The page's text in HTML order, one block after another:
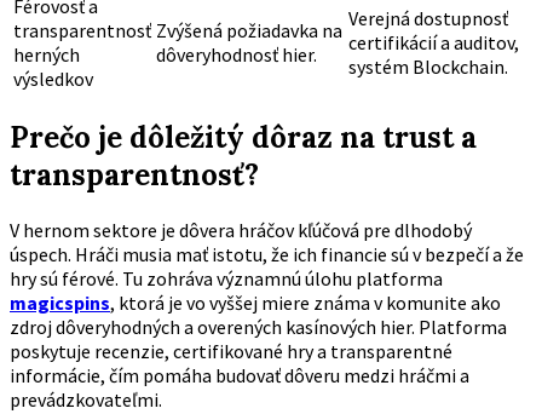
Férovosť a
transparentnosť
herných
výsledkov
Zvýšená požiadavka na
dôveryhodnosť hier.
Verejná dostupnosť
certifikácií a auditov,
systém Blockchain.
Prečo je dôležitý dôraz na trust a
transparentnosť?
V hernom sektore je dôvera hráčov kľúčová pre dlhodobý
úspech. Hráči musia mať istotu, že ich financie sú v bezpečí a že
hry sú férové. Tu zohráva významnú úlohu platforma
magicspins, ktorá je vo vyššej miere známa v komunite ako
zdroj dôveryhodných a overených kasínových hier. Platforma
poskytuje recenzie, certifikované hry a transparentné
informácie, čím pomáha budovať dôveru medzi hráčmi a
prevádzkovateľmi.